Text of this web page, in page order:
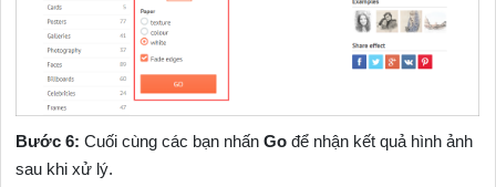
Bước 6: Cuối cùng các bạn nhấnGo để nhận kết quả hình ảnh
sau khi xử lý.